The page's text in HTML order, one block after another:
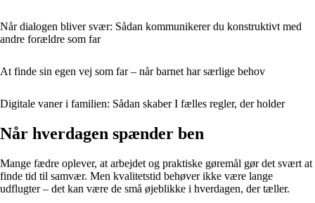
Når dialogen bliver svær: Sådan kommunikerer du konstruktivt med
andre forældre som far
At finde sin egen vej som far – når barnet har særlige behov
Digitale vaner i familien: Sådan skaber I fælles regler, der holder
Når hverdagen spænder ben
Mange fædre oplever, at arbejdet og praktiske gøremål gør det svært at
finde tid til samvær. Men kvalitetstid behøver ikke være lange
udflugter – det kan være de små øjeblikke i hverdagen, der tæller.